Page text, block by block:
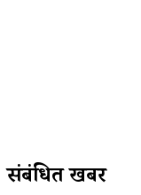
संबंधित खबरें